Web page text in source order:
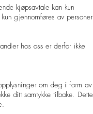
kjøpsavtale kan kun
gjennomføres av personer
hos oss er derfor ikke
om deg i form av
ditt samtykke tilbake. Dette